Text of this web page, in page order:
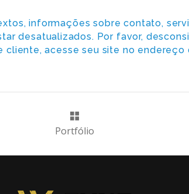
informações sobre contato,
desatualizados. Por favor,
cliente, acesse seu site no endereço
Portfólio